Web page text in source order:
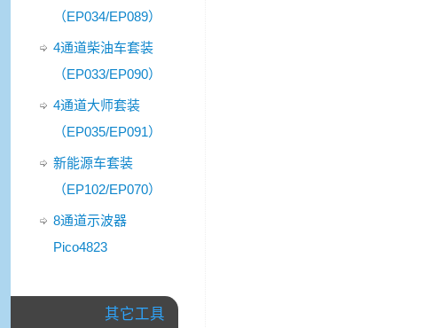
（EP034/EP089）
4通道柴油车套装
（EP033/EP090）
4通道大师套装
（EP035/EP091）
新能源车套装
（EP102/EP070）
8通道示波器
Pico4823
其它工具